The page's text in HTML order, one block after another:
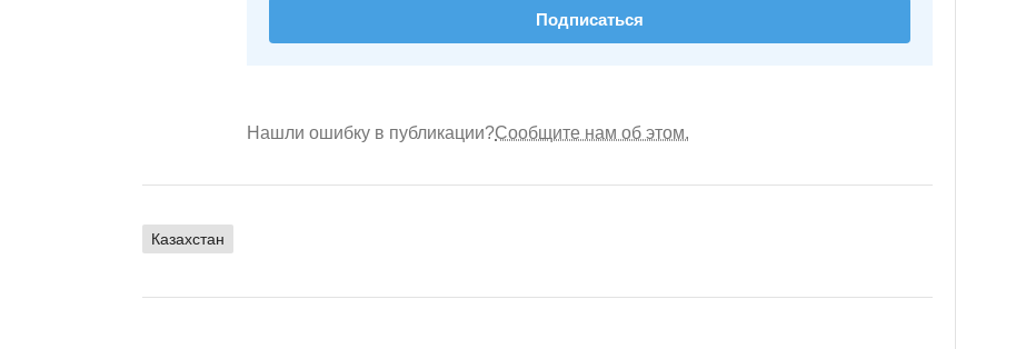
Подписаться
Нашли ошибку в публикации?Сообщите нам об этом.
Казахстан